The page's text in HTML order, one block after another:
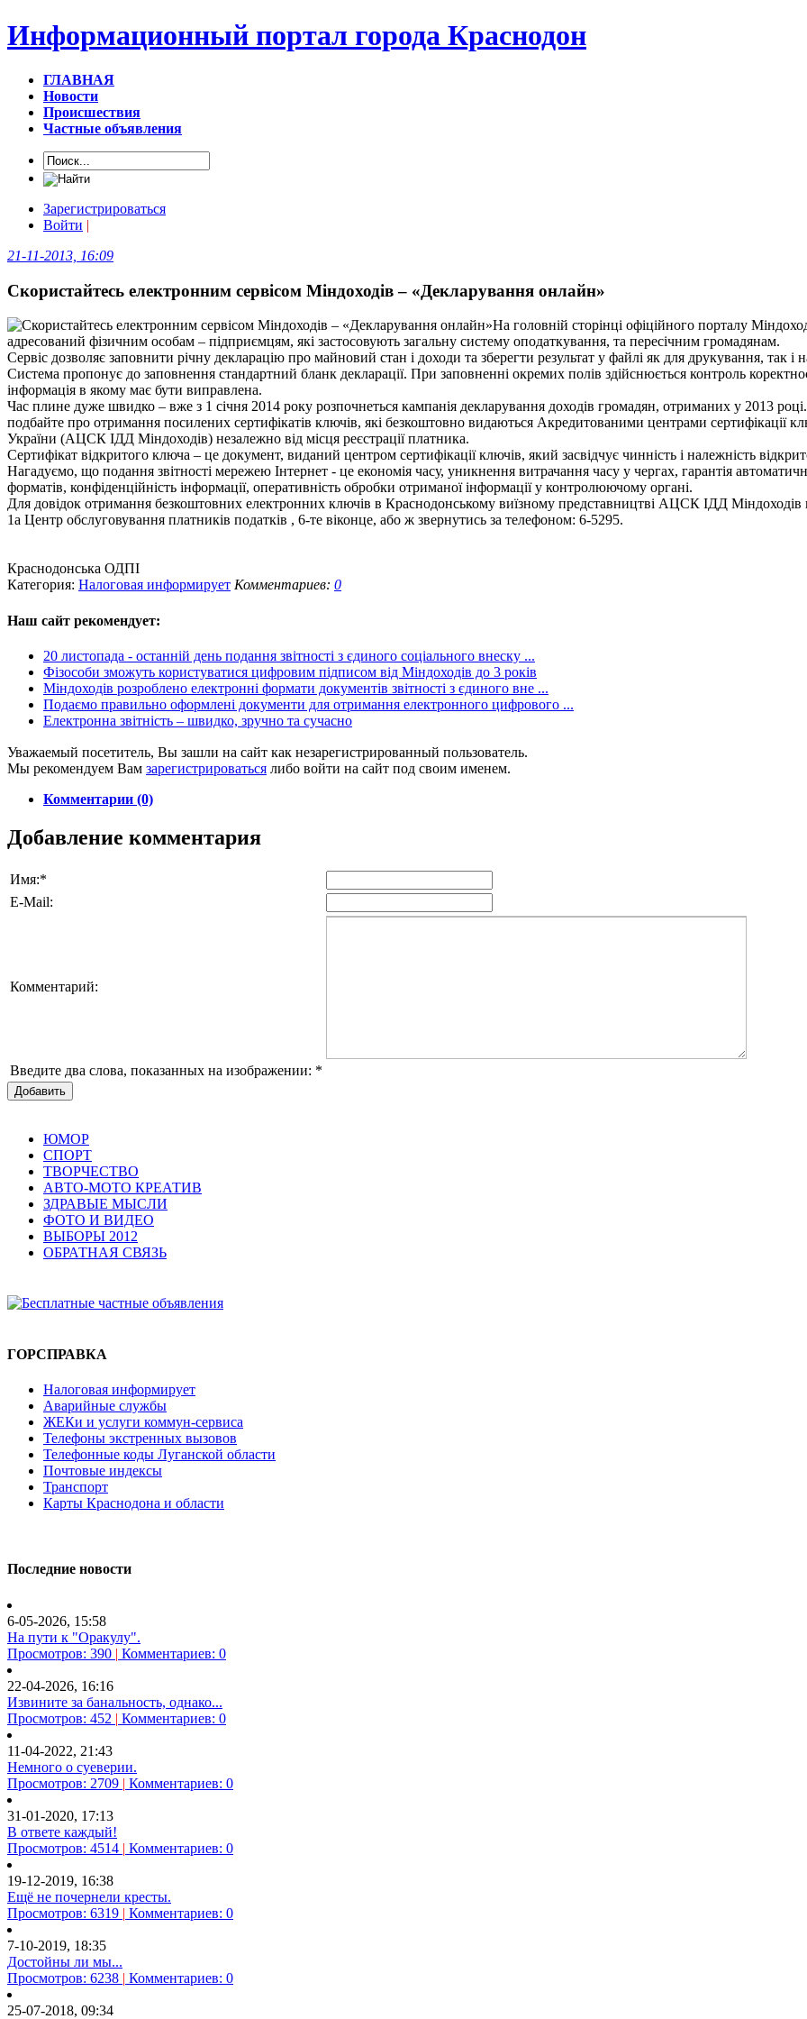
Информационный портал города Краснодон
ГЛАВНАЯ
Новости
Происшествия
Частные объявления
Зарегистрироваться
Войти |
21-11-2013, 16:09
Скористайтесь електронним сервісом Міндоходів – «Декларування онлайн»
На головній сторінці офіційного порталу
адресований фізичним особам – підприємцям, які застосовують загальну систему оподаткування, та пересічним громадянам.
Сервіс дозволяє заповнити річну декларацію про майновий стан і доходи та зберегти результат у файлі як для друкування, так і
Система пропонує до заповнення стандартний бланк декларації. При заповненні окремих полів здійснюється контроль
інформація в якому має бути виправлена.
Час плине дуже швидко – вже з 1 січня 2014 року розпочнеться кампанія декларування доходів громадян, отриманих у 2013
подбайте про отримання посилених сертифікатів ключів, які безкоштовно видаються Акредитованими центрами сертифікації
України (АЦСК ІДД Міндоходів) незалежно від місця реєстрації платника.
Сертифікат відкритого ключа – це документ, виданий центром сертифікації ключів, який засвідчує чинність і належність
Нагадуємо, що подання звітності мережею Інтернет - це економія часу, уникнення витрачання часу у чергах, гарантія
форматів, конфіденційність інформації, оперативність обробки отриманої інформації у контролюючому органі.
Для довідок отримання безкоштовних електронних ключів в Краснодонському виїзному представництві АЦСК ІДД Міндоходів
1а Центр обслуговування платників податків , 6-те віконце, або ж звернутись за телефоном: 6-5295.
Краснодонська ОДПІ
Категория: Налоговая информирует Комментариев: 0
Наш сайт рекомендует:
20 листопада - останній день подання звітності з єдиного соціального внеску ...
Фізособи зможуть користуватися цифровим підписом від Міндоходів до 3 років
Міндоходів розроблено електронні формати документів звітності з єдиного вне ...
Подаємо правильно оформлені документи для отримання електронного цифрового ...
Електронна звітність – швидко, зручно та сучасно
Уважаемый посетитель, Вы зашли на сайт как незарегистрированный пользователь.
Мы рекомендуем Вам зарегистрироваться либо войти на сайт под своим именем.
Комментарии (0)
Добавление комментария
Имя:*
E-Mail:
Комментарий:
Введите два слова, показанных на изображении: *
Добавить
ЮМОР
СПОРТ
ТВОРЧЕСТВО
АВТО-МОТО КРЕАТИВ
ЗДРАВЫЕ МЫСЛИ
ФОТО И ВИДЕО
ВЫБОРЫ 2012
ОБРАТНАЯ СВЯЗЬ
ГОРСПРАВКА
Налоговая информирует
Аварийные службы
ЖЕКи и услуги коммун-сервиса
Телефоны экстренных вызовов
Телефонные коды Луганской области
Почтовые индексы
Транспорт
Карты Краснодона и области
Последние новости
6-05-2026, 15:58
На пути к "Оракулу".
Просмотров: 390 | Комментариев: 0
22-04-2026, 16:16
Извините за банальность, однако...
Просмотров: 452 | Комментариев: 0
11-04-2022, 21:43
Немного о суеверии.
Просмотров: 2709 | Комментариев: 0
31-01-2020, 17:13
В ответе каждый!
Просмотров: 4514 | Комментариев: 0
19-12-2019, 16:38
Ещё не почернели кресты.
Просмотров: 6319 | Комментариев: 0
7-10-2019, 18:35
Достойны ли мы...
Просмотров: 6238 | Комментариев: 0
25-07-2018, 09:34